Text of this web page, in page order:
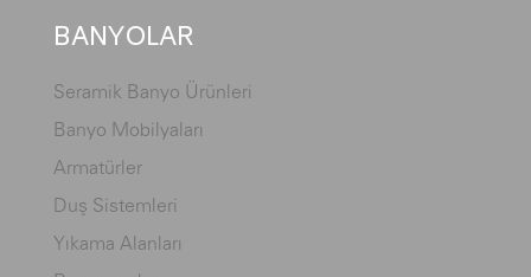
BANYOLAR
Seramik Banyo Ürünleri
Banyo Mobilyaları
Armatürler
Duş Sistemleri
Yıkama Alanları